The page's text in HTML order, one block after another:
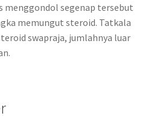
menggondol segenap tersebut
memungut steroid. Tatkala
swapraja, jumlahnya luar